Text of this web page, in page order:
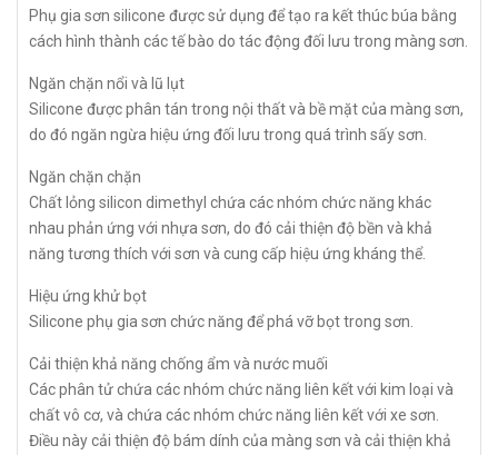
Phụ gia sơn silicone được sử dụng để tạo ra kết thúc búa bằng
cách hình thành các tế bào do tác động đối lưu trong màng sơn.
Ngăn chặn nổi và lũ lụt
Silicone được phân tán trong nội thất và bề mặt của màng sơn,
do đó ngăn ngừa hiệu ứng đối lưu trong quá trình sấy sơn.
Ngăn chặn chặn
Chất lỏng silicon dimethyl chứa các nhóm chức năng khác
nhau phản ứng với nhựa sơn, do đó cải thiện độ bền và khả
năng tương thích với sơn và cung cấp hiệu ứng kháng thể.
Hiệu ứng khử bọt
Silicone phụ gia sơn chức năng để phá vỡ bọt trong sơn.
Cải thiện khả năng chống ẩm và nước muối
Các phân tử chứa các nhóm chức năng liên kết với kim loại và
chất vô cơ, và chứa các nhóm chức năng liên kết với xe sơn.
Điều này cải thiện độ bám dính của màng sơn và cải thiện khả